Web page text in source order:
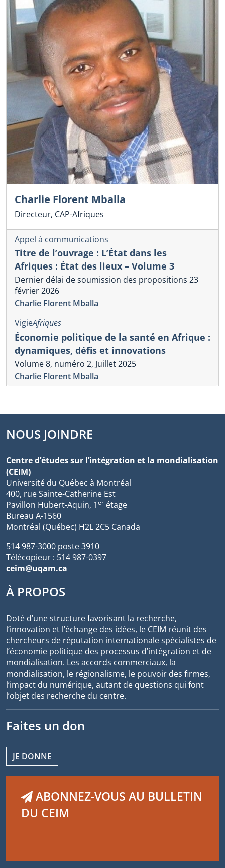
Charlie Florent Mballa
Directeur, CAP-Afriques
Appel à communications
Titre de l’ouvrage : L’État dans les
Afriques : État des lieux – Volume 3
Dernier délai de soumission des propositions 23
février 2026
Charlie Florent Mballa
VigieAfriques
Économie politique de la santé en Afrique :
dynamiques, défis et innovations
Volume 8, numéro 2, Juillet 2025
Charlie Florent Mballa
NOUS JOINDRE
Centre d’études sur l’intégration et la mondialisation
(CEIM)
Université du Québec à Montréal
400, rue Sainte-Catherine Est
Pavillon Hubert-Aquin, 1er étage
Bureau A-1560
Montréal (Québec) H2L 2C5 Canada
514 987-3000 poste 3910
Télécopieur : 514 987-0397
ceim@uqam.ca
À PROPOS
Doté d’une structure favorisant la recherche,
l’innovation et l’échange des idées, le CEIM réunit des
chercheurs de réputation internationale spécialistes de
l’économie politique des processus d’intégration et de
mondialisation. Les accords commerciaux, la
mondialisation, le régionalisme, le pouvoir des firmes,
l’impact du numérique, autant de questions qui font
l’objet des recherche du centre.
Faites un don
JE DONNE
ABONNEZ-VOUS AU BULLETIN
DU CEIM